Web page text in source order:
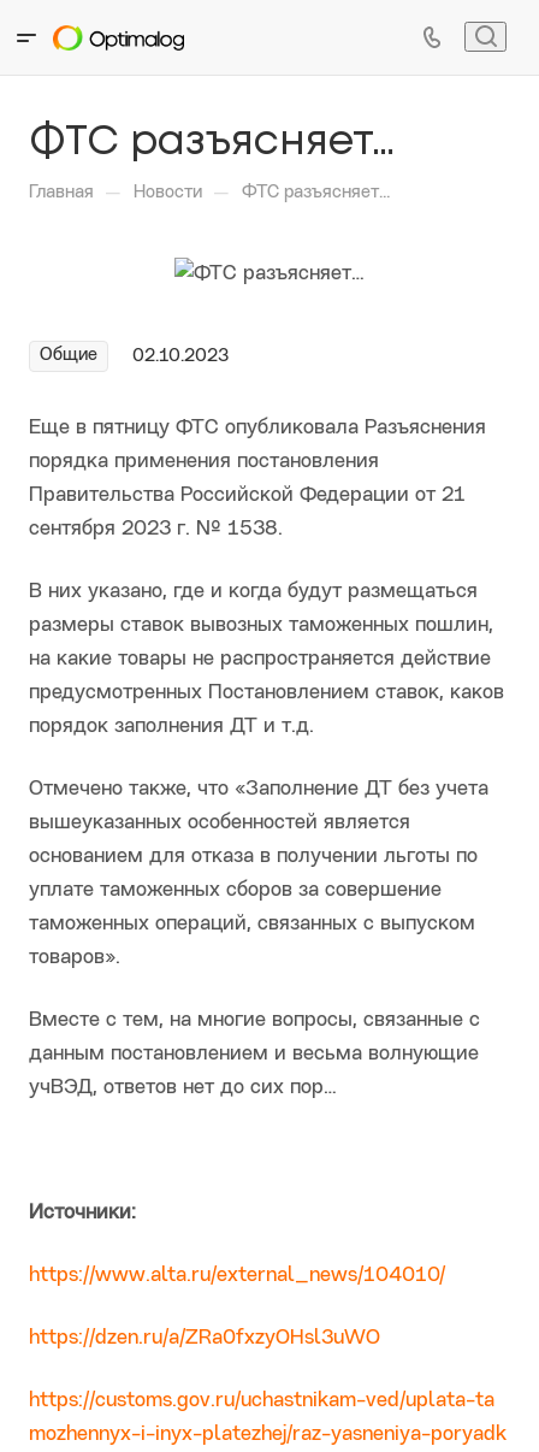
ФТС разъясняет…
Главная — Новости — ФТС разъясняет…
Общие 02.10.2023
Еще в пятницу ФТС опубликовала Разъяснения
порядка применения постановления
Правительства Российской Федерации от 21
сентября 2023 г. № 1538.
В них указано, где и когда будут размещаться
размеры ставок вывозных таможенных пошлин,
на какие товары не распространяется действие
предусмотренных Постановлением ставок, каков
порядок заполнения ДТ и т.д.
Отмечено также, что «Заполнение ДТ без учета
вышеуказанных особенностей является
основанием для отказа в получении льготы по
уплате таможенных сборов за совершение
таможенных операций, связанных с выпуском
товаров».
Вместе с тем, на многие вопросы, связанные с
данным постановлением и весьма волнующие
учВЭД, ответов нет до сих пор…
Источники:
https://www.alta.ru/external_news/104010/
https://dzen.ru/a/ZRa0fxzyOHsl3uWO
https://customs.gov.ru/uchastnikam-ved/uplata-ta
mozhennyx-i-inyx-platezhej/raz-yasneniya-poryadk